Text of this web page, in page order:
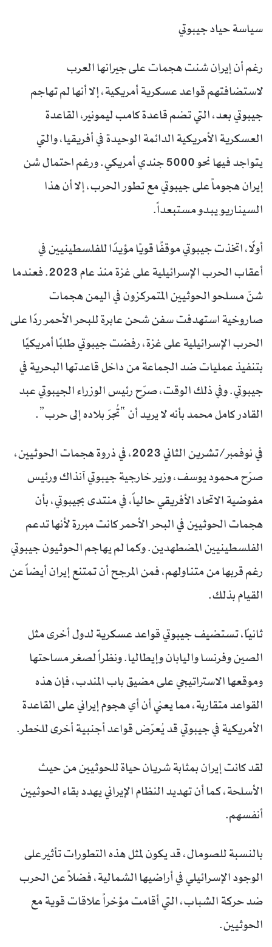
سياسة حياد جيبوتي
رغم أن إيران شنت هجمات على جيرانها العرب
لاستضافتهم قواعد عسكرية أمريكية، إلا أنها لم تهاجم
جيبوتي بعد، التي تضم قاعدة كامب ليمونير، القاعدة
العسكرية الأمريكية الدائمة الوحيدة في أفريقيا، والتي
يتواجد فيها نحو 5000 جندي أمريكي. ورغم احتمال شن
إيران هجوماً على جيبوتي مع تطور الحرب، إلا أن هذا
السيناريو يبدو مستبعداً.
أولًا، اتخذت جيبوتي موقفًا قويًا مؤيدًا للفلسطينيين في
أعقاب الحرب الإسرائيلية على غزة منذ عام 2023. فعندما
شنّ مسلحو الحوثيين المتمركزون في اليمن هجمات
صاروخية استهدفت سفن شحن عابرة للبحر الأحمر ردًا على
الحرب الإسرائيلية على غزة، رفضت جيبوتي طلبًا أمريكيًا
بتنفيذ عمليات ضد الجماعة من داخل قاعدتها البحرية في
جيبوتي. وفي ذلك الوقت، صرّح رئيس الوزراء الجيبوتي عبد
القادر كامل محمد بأنه لا يريد أن “تُجرّ بلاده إلى حرب”.
في نوفمبر/تشرين الثاني 2023، في ذروة هجمات الحوثيين،
صرّح محمود يوسف، وزير خارجية جيبوتي آنذاك ورئيس
مفوضية الاتحاد الأفريقي حالياً، في منتدى بجيبوتي، بأن
هجمات الحوثيين في البحر الأحمر كانت مبررة لأنها تدعم
الفلسطينيين المضطهدين. وكما لم يهاجم الحوثيون جيبوتي
رغم قربها من متناولهم، فمن المرجح أن تمتنع إيران أيضاً عن
القيام بذلك.
ثانياً، تستضيف جيبوتي قواعد عسكرية لدول أخرى مثل
الصين وفرنسا واليابان وإيطاليا. ونظراً لصغر مساحتها
وموقعها الاستراتيجي على مضيق باب المندب، فإن هذه
القواعد متقاربة، مما يعني أن أي هجوم إيراني على القاعدة
الأمريكية في جيبوتي قد يُعرّض قواعد أجنبية أخرى للخطر.
لقد كانت إيران بمثابة شريان حياة للحوثيين من حيث
الأسلحة، كما أن تهديد النظام الإيراني يهدد بقاء الحوثيين
أنفسهم.
بالنسبة للصومال، قد يكون لمثل هذه التطورات تأثير على
الوجود الإسرائيلي في أراضيها الشمالية، فضلاً عن الحرب
ضد حركة الشباب، التي أقامت مؤخراً علاقات قوية مع
الحوثيين.